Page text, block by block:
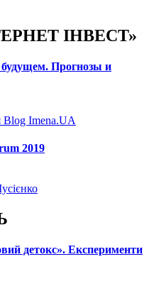
ІНВЕСТ»
Прогнозы и
Blog Imena.UA
2019
детокс». Експерименти